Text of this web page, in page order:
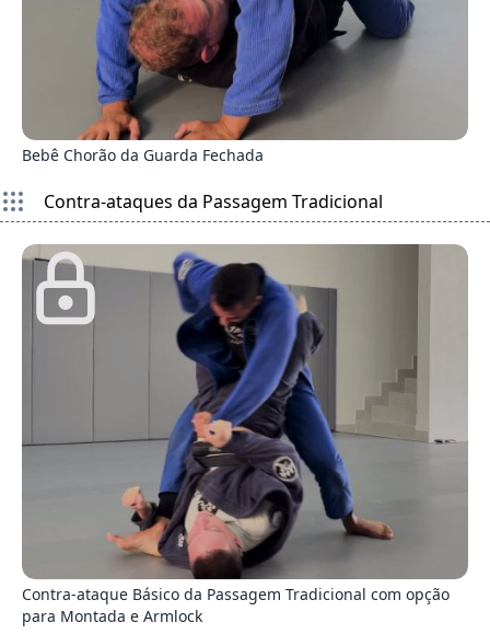
Bebê Chorão da Guarda Fechada
Contra-ataques da Passagem Tradicional
Contra-ataque Básico da Passagem Tradicional com opção
para Montada e Armlock